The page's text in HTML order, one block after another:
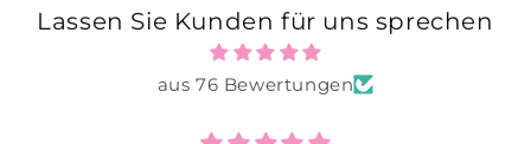
Lassen Sie Kunden für uns sprechen
aus 76 Bewertungen